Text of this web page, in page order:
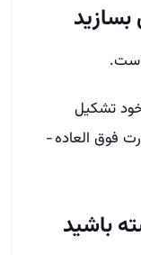
خود تشکیل
دهید، تعداد قراردادهای خود را به صورت فوق­ العاده ­